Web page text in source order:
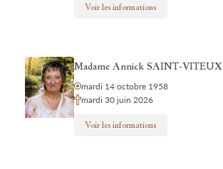
Voir les informations
Madame Annick SAINT-VITEUX
mardi 14 octobre 1958
mardi 30 juin 2026
Voir les informations